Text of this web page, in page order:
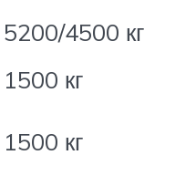
5200/4500 кг
1500 кг
1500 кг